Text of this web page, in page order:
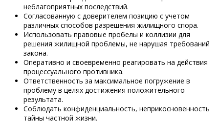
неблагоприятных последствий.
Согласованную с доверителем позицию с учетом
различных способов разрешения жилищного спора.
Использовать правовые пробелы и коллизии для
решения жилищной проблемы, не нарушая требований
закона.
Оперативно и своевременно реагировать на действия
процессуального противника.
Ответственность за максимальное погружение в
проблему в целях достижения положительного
результата.
Соблюдать конфиденциальность, неприкосновенность
тайны частной жизни.